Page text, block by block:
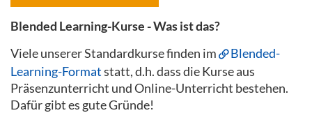
Blended Learning-Kurse - Was ist das?
Viele unserer Standardkurse finden im
Blended-
Learning-Formatstatt, d.h. dass die Kurse aus
Präsenzunterricht und Online-Unterricht bestehen.
Dafür gibt es gute Gründe!